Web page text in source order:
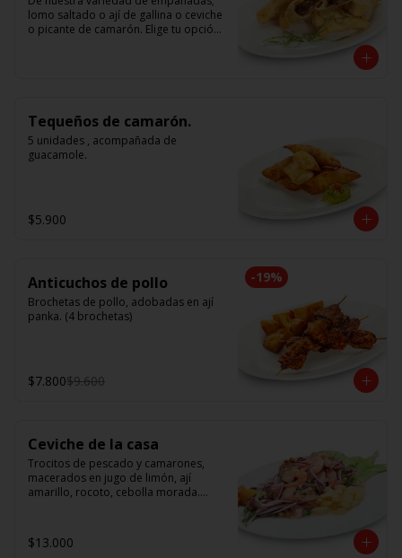
lomo saltado o ají de gallina o ceviche
o picante de camarón. Elige tu opción
Tequeños de camarón.
5 unidades , acompañada de
guacamole.
$5.900
-19%
Anticuchos de pollo
Brochetas de pollo, adobadas en ají
panka. (4 brochetas)
$7.800$9.600
Ceviche de la casa
Trocitos de pescado y camarones,
macerados en jugo de limón, ají
amarillo, rocoto, cebolla morada.
$13.000